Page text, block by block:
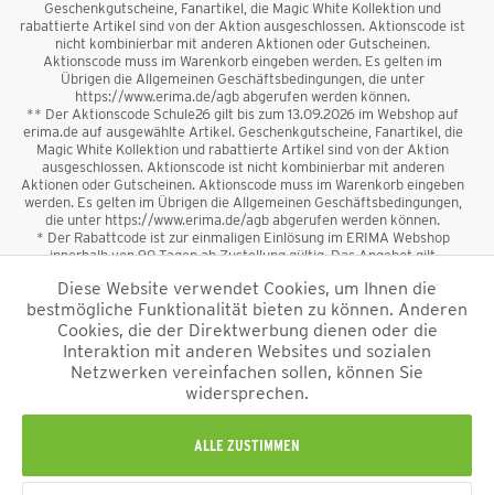
Geschenkgutscheine, Fanartikel, die Magic White Kollektion und
rabattierte Artikel sind von der Aktion ausgeschlossen. Aktionscode ist
nicht kombinierbar mit anderen Aktionen oder Gutscheinen.
Aktionscode muss im Warenkorb eingeben werden. Es gelten im
Übrigen die Allgemeinen Geschäftsbedingungen, die unter
https://www.erima.de/agb abgerufen werden können.
** Der Aktionscode Schule26 gilt bis zum 13.09.2026 im Webshop auf
erima.de auf ausgewählte Artikel. Geschenkgutscheine, Fanartikel, die
Magic White Kollektion und rabattierte Artikel sind von der Aktion
ausgeschlossen. Aktionscode ist nicht kombinierbar mit anderen
Aktionen oder Gutscheinen. Aktionscode muss im Warenkorb eingeben
werden. Es gelten im Übrigen die Allgemeinen Geschäftsbedingungen,
die unter https://www.erima.de/agb abgerufen werden können.
* Der Rabattcode ist zur einmaligen Einlösung im ERIMA Webshop
innerhalb von 90 Tagen ab Zustellung gültig. Das Angebot gilt
sowie Geschenkgutscheine sind vom Rabatt ausgeschlossen. Der
Rabattcode ist nicht mit anderen Aktionen oder Gutscheinen
kombinierbar. Der Mindestbestellwert beträgt 50 €
*Alle Preise verstehen sich inkl. Mehrwertsteuer und zzgl.
und ggf. Nachnahmegebühren, wenn nicht anders
beschrieben.
Diese Website verwendet Cookies, um Ihnen die
bestmögliche Funktionalität bieten zu können. Anderen
Cookies, die der Direktwerbung dienen oder die
Interaktion mit anderen Websites und sozialen
Netzwerken vereinfachen sollen, können Sie
widersprechen.